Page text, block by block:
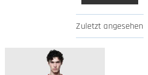
Zuletzt angesehen